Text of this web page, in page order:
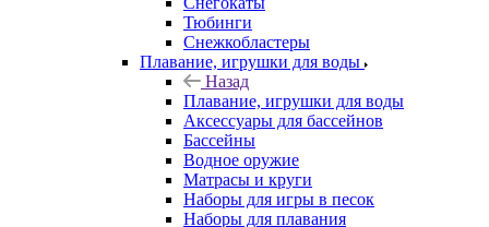
Тюбинги
Снежкобластеры
Плавание, игрушки для воды
Назад
Плавание, игрушки для воды
Аксессуары для бассейнов
Бассейны
Водное оружие
Матрасы и круги
Наборы для игры в песок
Наборы для плавания